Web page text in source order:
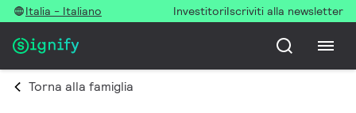
Italia - Italiano InvestitoriIscriviti alla newsletter
Torna alla famiglia